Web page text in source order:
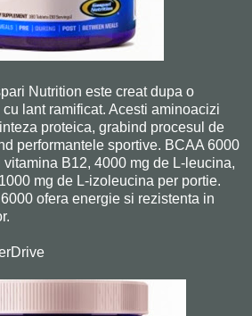
Nutrition este creat dupa o
lant ramificat. Acesti aminoacizi
proteica, grabind procesul de
performantele sportive. BCAA 6000
B12, 4000 mg de L-leucina,
mg de L-izoleucina per portie.
ofera energie si rezistenta in